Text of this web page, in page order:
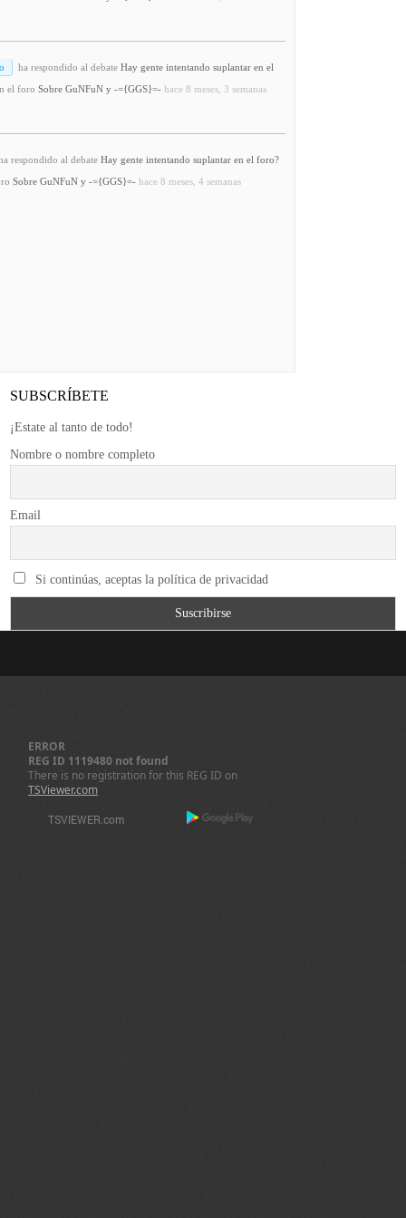
ha respondido al debate Hay gente intentando suplantar en el
el foro Sobre GuNFuN y -={GGS}=- hace 8 meses, 3 semanas
respondido al debate Hay gente intentando suplantar en el foro?
Sobre GuNFuN y -={GGS}=- hace 8 meses, 4 semanas
SUBSCRÍBETE
¡Estate al tanto de todo!
Nombre o nombre completo
Email
Si continúas, aceptas la política de privacidad
ERROR
REG ID 1119480 not found
There is no registration for this REG ID on
TSViewer.com